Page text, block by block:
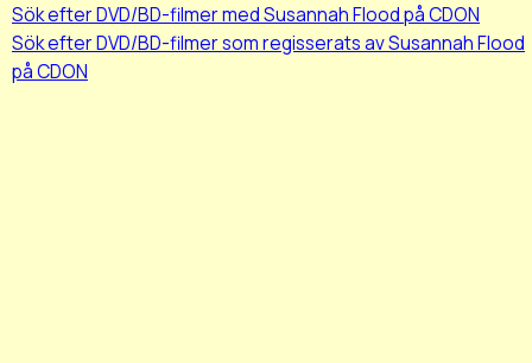
Sök efter DVD/BD-filmer med Susannah Flood på CDON
Sök efter DVD/BD-filmer som regisserats av Susannah Flood
på CDON